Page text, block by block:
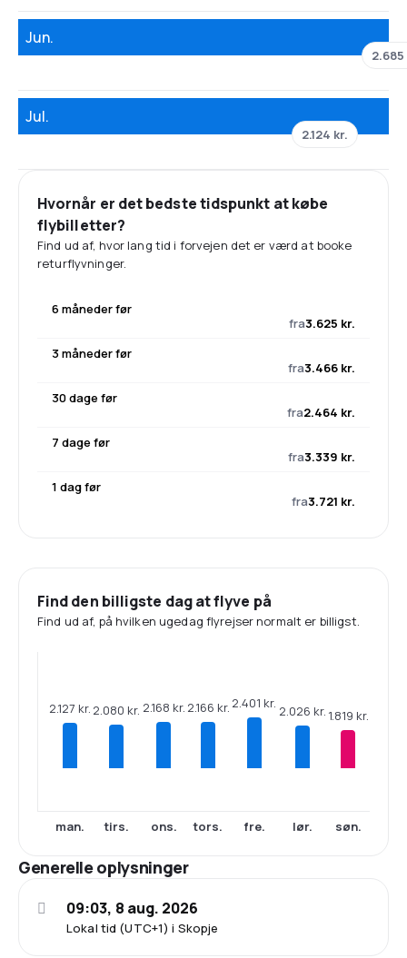
Jun.
2.685
Jul.
2.124 kr.
Hvornår er det bedste tidspunkt at købe
flybilletter?
Find ud af, hvor lang tid i forvejen det er værd at booke
returflyvninger.
6 måneder før
fra3.625 kr.
3 måneder før
fra3.466 kr.
30 dage før
fra2.464 kr.
7 dage før
fra3.339 kr.
1 dag før
fra3.721 kr.
Find den billigste dag at flyve på
Find ud af, på hvilken ugedag flyrejser normalt er billigst.
2.127 kr.
man.
2.080 kr.
tirs.
2.168 kr.
ons.
2.166 kr.
tors.
2.401 kr.
fre.
2.026 kr.
lør.
1.819 kr.
søn.
Generelle oplysninger
Lokal tid (UTC+1) i Skopje
09:03, 8 aug. 2026